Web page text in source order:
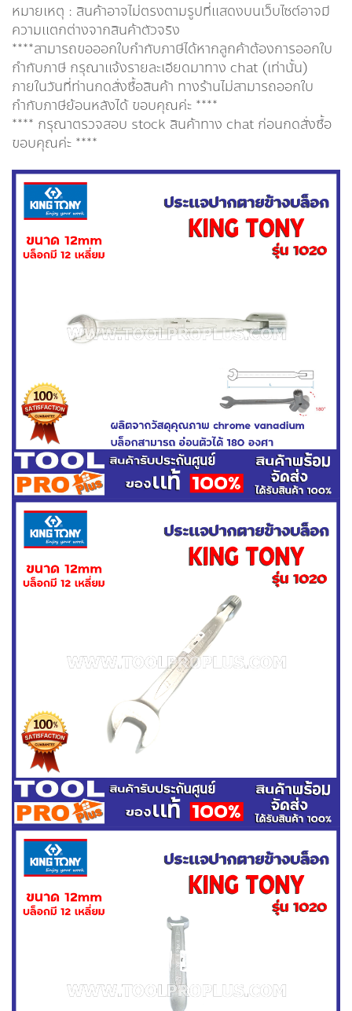
หมายเหตุ : สินค้าอาจไม่ตรงตามรูปที่แสดงบนเว็บไซต์อาจมี
ความแตกต่างจากสินค้าตัวจริง
****สามารถขอออกใบกำกับภาษีได้หากลูกค้าต้องการออกใบ
กำกับภาษี กรุณาเเจ้งรายละเอียดมาทาง chat (เท่านั้น)
ภายในวันที่ท่านกดสั่งซื้อสินค้า ทางร้านไม่สามารถออกใบ
กำกับภาษีย้อนหลังได้ ขอบคุณค่ะ ****
**** กรุณาตรวจสอบ stock สินค้าทาง chat ก่อนกดสั่งซื้อ
ขอบคุณค่ะ ****